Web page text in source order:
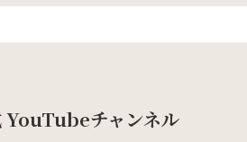
YouTubeチャンネル